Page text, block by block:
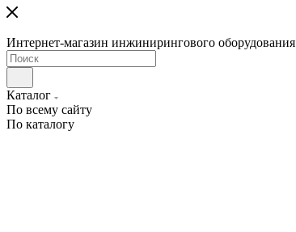
Интернет-магазин инжинирингового оборудования
Каталог
По всему сайту
По каталогу